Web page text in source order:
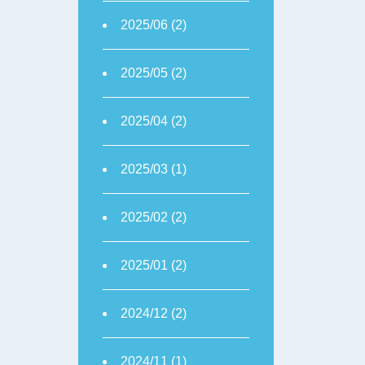
2025/06 (2)
2025/05 (2)
2025/04 (2)
2025/03 (1)
2025/02 (2)
2025/01 (2)
2024/12 (2)
2024/11 (1)